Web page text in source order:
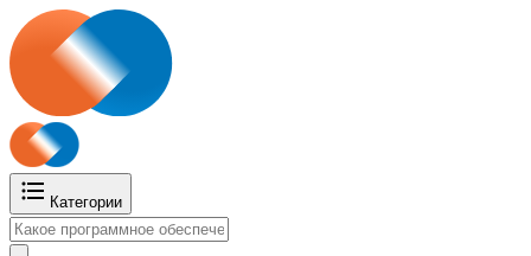
Категории